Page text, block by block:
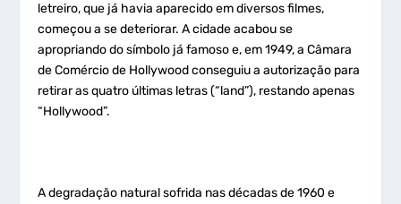
letreiro, que já havia aparecido em diversos filmes,
começou a se deteriorar. A cidade acabou se
apropriando do símbolo já famoso e, em 1949, a Câmara
de Comércio de Hollywood conseguiu a autorização para
retirar as quatro últimas letras (“land”), restando apenas
“Hollywood”.
A degradação natural sofrida nas décadas de 1960 e